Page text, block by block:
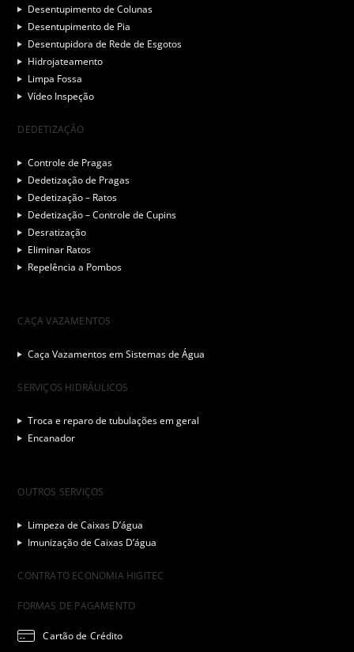
Desentupimento de Colunas
Desentupimento de Pia
Desentupidora de Rede de Esgotos
Hidrojateamento
Limpa Fossa
Vídeo Inspeção
DEDETIZAÇÃO
Controle de Pragas
Dedetização de Pragas
Dedetização – Ratos
Dedetização – Controle de Cupins
Desratização
Eliminar Ratos
Repelência a Pombos
CAÇA VAZAMENTOS
Caça Vazamentos em Sistemas de Água
SERVIÇOS HIDRÁULICOS
Troca e reparo de tubulações em geral
Encanador
OUTROS SERVIÇOS
Limpeza de Caixas D’água
Imunização de Caixas D’água
CONTRATO ECONOMIA HIGITEC
FORMAS DE PAGAMENTO
Cartão de Crédito